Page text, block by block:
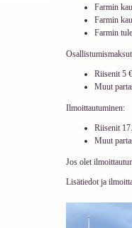
Farmin
Farmin
Farmin
Riisenit 5 €
Muut
Ilmoittautuminen:
Riisenit
Muut
Jos olet
Lisätiedot ja